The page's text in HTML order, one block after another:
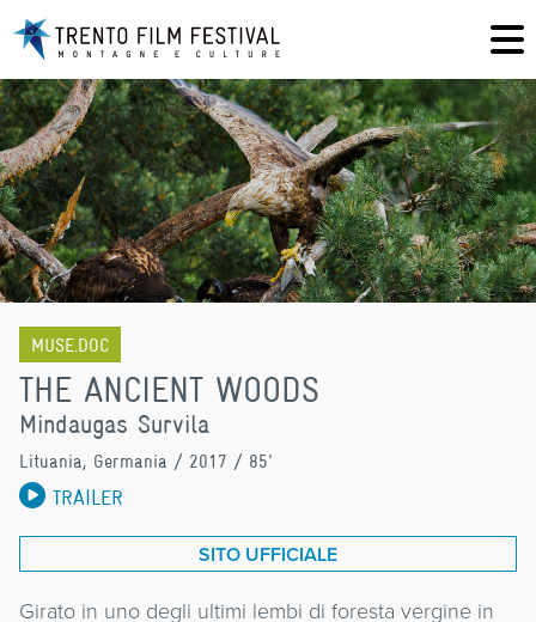
MUSE.DOC
THE ANCIENT WOODS
Mindaugas Survila
Lituania, Germania / 2017 / 85'
TRAILER
SITO UFFICIALE
Girato in uno degli ultimi lembi di foresta vergine in